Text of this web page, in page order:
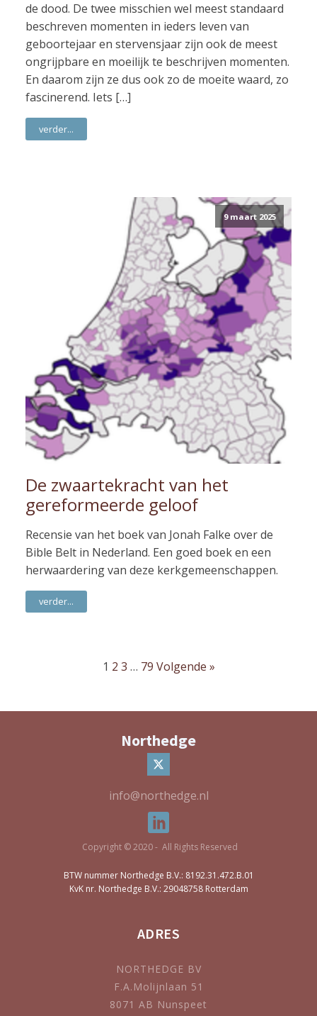
de dood. De twee misschien wel meest standaard
beschreven momenten in ieders leven van
geboortejaar en stervensjaar zijn ook de meest
ongrijpbare en moeilijk te beschrijven momenten.
En daarom zijn ze dus ook zo de moeite waard, zo
fascinerend. Iets […]
verder...
9 maart 2025
De zwaartekracht van het
gereformeerde geloof
Recensie van het boek van Jonah Falke over de
Bible Belt in Nederland. Een goed boek en een
herwaardering van deze kerkgemeenschappen.
verder...
1 2 3 … 79 Volgende »
Northedge
info@northedge.nl
Copyright © 2020 - All Rights Reserved
BTW nummer Northedge B.V.: 8192.31.472.B.01
KvK nr. Northedge B.V.: 29048758 Rotterdam
ADRES
NORTHEDGE BV
F.A.Molijnlaan 51
8071 AB Nunspeet